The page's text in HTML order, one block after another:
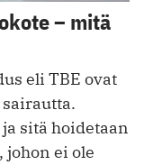
– mitä
eli TBE ovat
sitä hoidetaan
ei ole